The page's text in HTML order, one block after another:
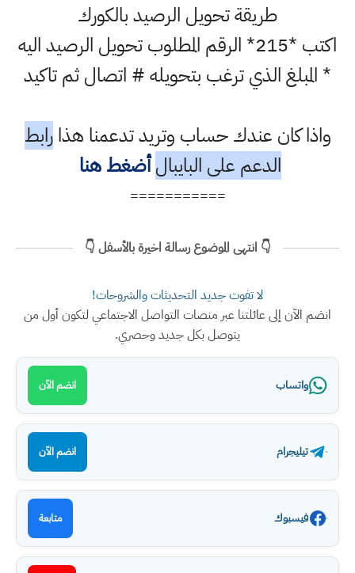
طريقة تحويل الرصيد بالكورك
اكتب *215* الرقم المطلوب تحويل الرصيد اليه
* المبلغ الذي ترغب بتحويله # اتصال ثم تاكيد
واذا كان عندك حساب وتريد تدعمنا هذارابط
الدعم على البايبال أضغط هنا
===========
👇 انتهى الموضوع رسالة اخيرة بالأسفل 👇
لا تفوت جديد التحديثات والشروحات!
انضم الآن إلى عائلتنا عبر منصات التواصل الاجتماعي لتكون أول من
يتوصل بكل جديد وحصري.
واتساب انضم الآن
تيليجرام انضم الآن
فيسبوك متابعة